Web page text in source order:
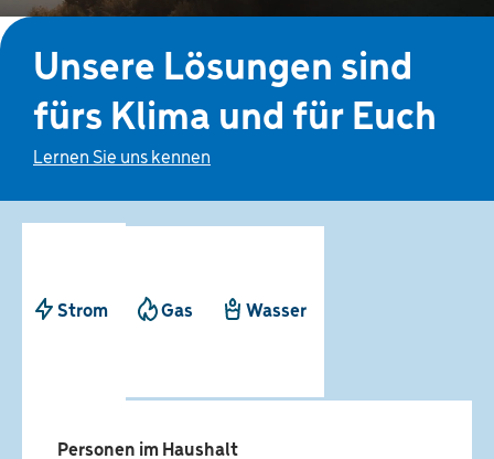
Unsere Lösungen sind
fürs Klima und für Euch
Lernen Sie uns kennen
Strom Gas Wasser
Personen im Haushalt